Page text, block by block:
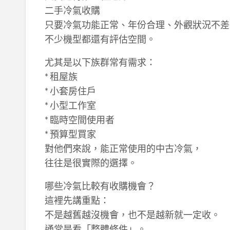
二手冷氣收購
只要冷氣功能正常、年份合理、外觀狀況不
不少機型都還有評估空間。
尤其是以下族群常有需求：
* 租屋族
* 小套房住戶
* 小型工作室
* 臨時空間使用者
* 預算型買家
對他們來說，能正常使用的中古冷氣，
往往是很實際的選擇。
哪些冷氣比較有收購機會？
這裡先講重點：
不是越舊越沒機會，也不是越新就一定收。